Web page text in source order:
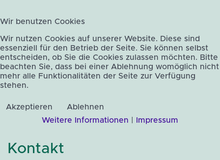
Kontakt
Wir benutzen Cookies
Wir nutzen Cookies auf unserer Website. Diese sind
essenziell für den Betrieb der Seite. Sie können selbst
entscheiden, ob Sie die Cookies zulassen möchten. Bitte
beachten Sie, dass bei einer Ablehnung womöglich nicht
mehr alle Funktionalitäten der Seite zur Verfügung
stehen.
Akzeptieren
Ablehnen
Weitere Informationen
Impressum